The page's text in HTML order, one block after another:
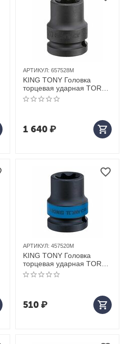
АРТИКУЛ: 657528M
KING TONY Головка
торцевая ударная TORX
Е-стандарт 3/4", E28, L =
56 мм
1 640₽
АРТИКУЛ: 457520M
KING TONY Головка
торцевая ударная TORX
Е-стандарт 1/2", E20, L =
38 мм
510₽